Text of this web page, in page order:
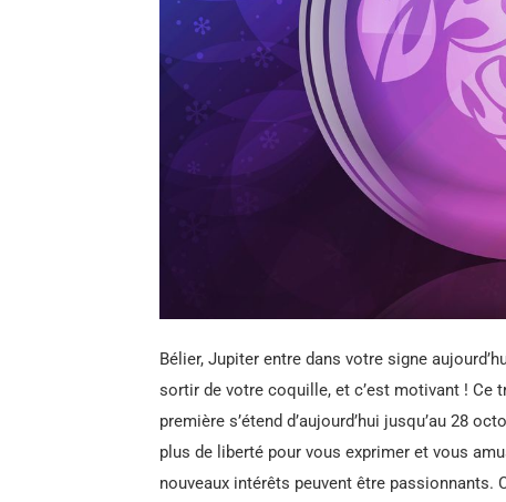
Bélier, Jupiter entre dans votre signe
sortir de votre coquille, et c’est motivant ! Ce
première s’étend d’aujourd’hui jusqu’au 28
plus de liberté pour vous exprimer et vous
nouveaux intérêts peuvent être passionnants.